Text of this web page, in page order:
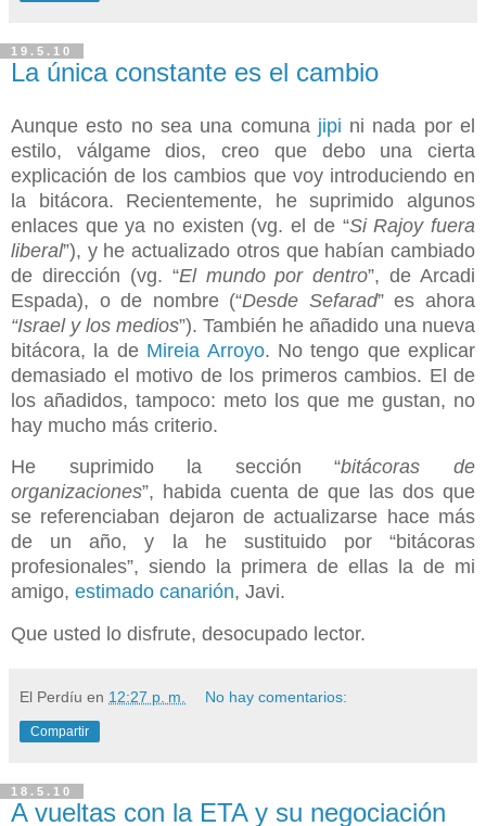
19.5.10
La única constante es el cambio
Aunque esto no sea una comuna jipi ni nada por el
estilo, válgame dios, creo que debo una cierta
explicación de los cambios que voy introduciendo en
la bitácora. Recientemente, he suprimido algunos
enlaces que ya no existen (vg. el de “Si Rajoy fuera
liberal”), y he actualizado otros que habían cambiado
de dirección (vg. “El mundo por dentro”, de Arcadi
Espada), o de nombre (“Desde Sefarad” es ahora
“Israel y los medios”). También he añadido una nueva
bitácora, la de Mireia Arroyo. No tengo que explicar
demasiado el motivo de los primeros cambios. El de
los añadidos, tampoco: meto los que me gustan, no
hay mucho más criterio.
He suprimido la sección “bitácoras de
organizaciones”, habida cuenta de que las dos que
se referenciaban dejaron de actualizarse hace más
de un año, y la he sustituido por “bitácoras
profesionales”, siendo la primera de ellas la de mi
amigo, estimado canarión, Javi.
Que usted lo disfrute, desocupado lector.
El Perdíu en 12:27 p. m. No hay comentarios:
Compartir
18.5.10
A vueltas con la ETA y su negociación